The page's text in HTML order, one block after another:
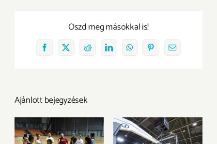
Oszd meg másokkal is!
Facebook
X RedditLinkedInWhatsAppPinterestEmail:
Ajánlott bejegyzések